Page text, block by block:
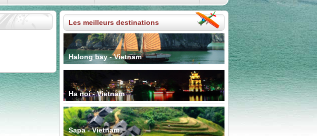
Les meilleurs destinations
Halong bay - Vietnam
Ha noi - Vietnam
Sapa - Vietnam